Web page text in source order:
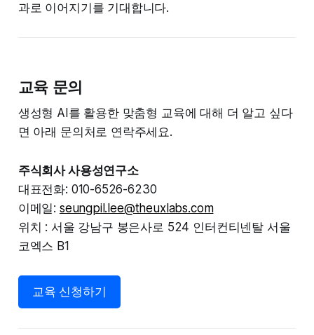
과로 이어지기를 기대합니다.
교육 문의
생성형 AI를 활용한 맞춤형 교육에 대해 더 알고 싶다
면 아래 문의처로 연락주세요.
주식회사 사용성연구소
대표전화: 010-6526-6230
이메일: seungpil.lee@theuxlabs.com
위치 : 서울 강남구 봉은사로 524 인터컨티넨탈 서울
코엑스 B1
교육 신청하기